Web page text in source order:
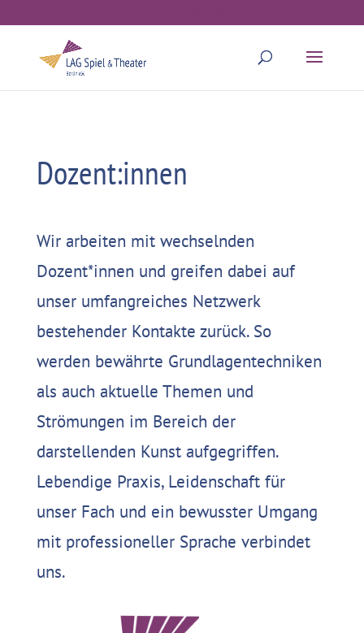
Dozent:innen
Wir arbeiten mit wechselnden
Dozent*innen und greifen dabei auf
unser umfangreiches Netzwerk
bestehender Kontakte zurück. So
werden bewährte Grundlagentechniken
als auch aktuelle Themen und
Strömungen im Bereich der
darstellenden Kunst aufgegriffen.
Lebendige Praxis, Leidenschaft für
unser Fach und ein bewusster Umgang
mit professioneller Sprache verbindet
uns.